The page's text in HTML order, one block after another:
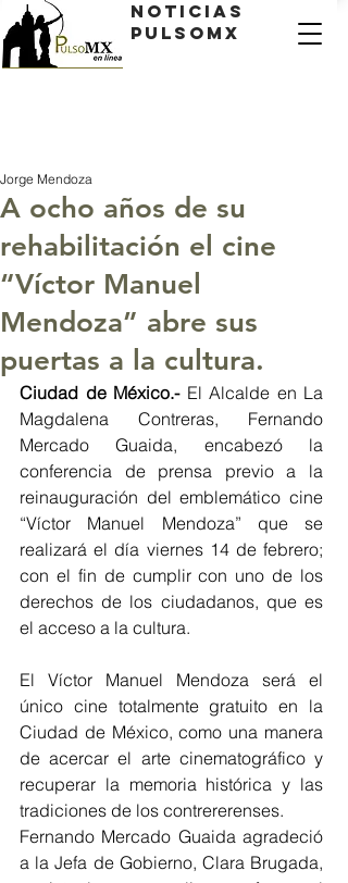
Noticias
PulsoMX
A ocho años de su
rehabilitación el cine
“Víctor Manuel
Mendoza” abre sus
puertas a la cultura.
Jorge Mendoza
Ciudad de México.- El Alcalde en La
Magdalena Contreras, Fernando
Mercado Guaida, encabezó la
conferencia de prensa previo a la
reinauguración del emblemático cine
“Víctor Manuel Mendoza” que se
realizará el día viernes 14 de febrero;
con el fin de cumplir con uno de los
derechos de los ciudadanos, que es
el acceso a la cultura.
El Víctor Manuel Mendoza será el
único cine totalmente gratuito en la
Ciudad de México, como una manera
de acercar el arte cinematográfico y
recuperar la memoria histórica y las
tradiciones de los contrererenses.
Fernando Mercado Guaida agradeció
a la Jefa de Gobierno, Clara Brugada,